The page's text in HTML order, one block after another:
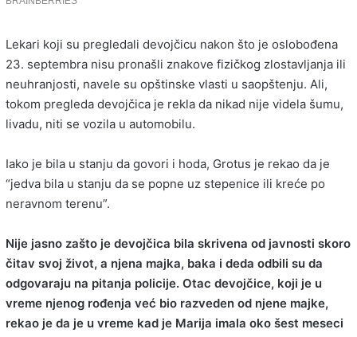
Lekari koji su pregledali devojčicu nakon što je oslobođena
23. septembra nisu pronašli znakove fizičkog zlostavljanja ili
neuhranjosti, navele su opštinske vlasti u saopštenju. Ali,
tokom pregleda devojčica je rekla da nikad nije videla šumu,
livadu, niti se vozila u automobilu.
Iako je bila u stanju da govori i hoda, Grotus je rekao da je
“jedva bila u stanju da se popne uz stepenice ili kreće po
neravnom terenu”.
Nije jasno zašto je devojčica bila skrivena od javnosti skoro
čitav svoj život, a njena majka, baka i deda odbili su da
odgovaraju na pitanja policije. Otac devojčice, koji je u
vreme njenog rođenja već bio razveden od njene majke,
rekao je da je u vreme kad je Marija imala oko šest meseci